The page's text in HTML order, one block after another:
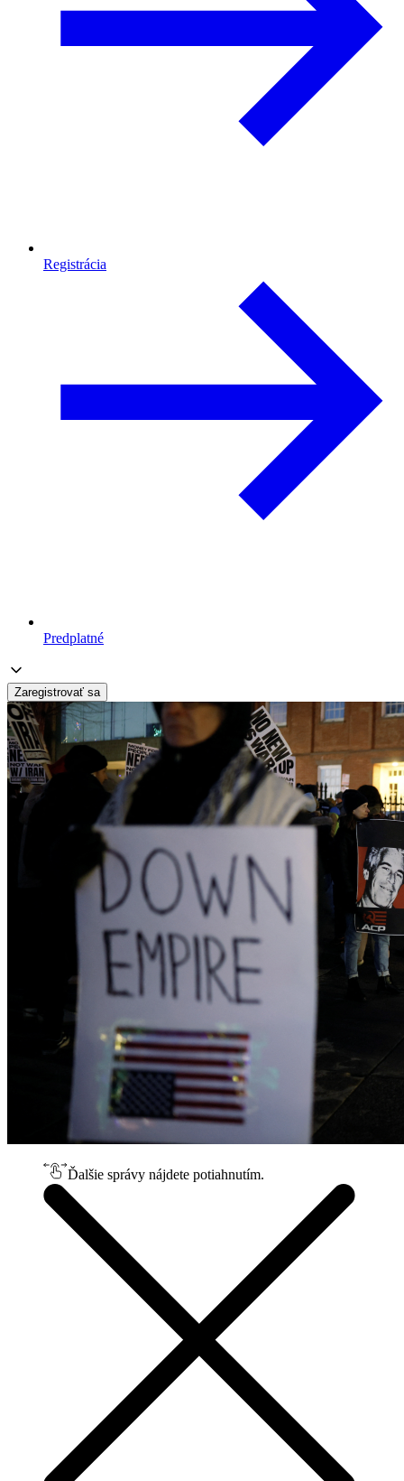
Registrácia
Predplatné
Zaregistrovať sa
Ďalšie správy nájdete potiahnutím.